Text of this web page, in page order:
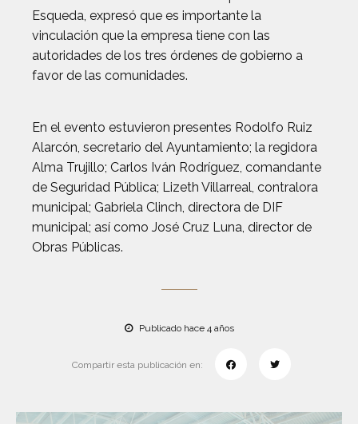
Esqueda, expresó que es importante la
vinculación que la empresa tiene con las
autoridades de los tres órdenes de gobierno a
favor de las comunidades.
En el evento estuvieron presentes Rodolfo Ruiz
Alarcón, secretario del Ayuntamiento; la regidora
Alma Trujillo; Carlos Iván Rodríguez, comandante
de Seguridad Pública; Lizeth Villarreal, contralora
municipal; Gabriela Clinch, directora de DIF
municipal; así como José Cruz Luna, director de
Obras Públicas.
Publicado hace 4 años
Compartir esta publicación en: